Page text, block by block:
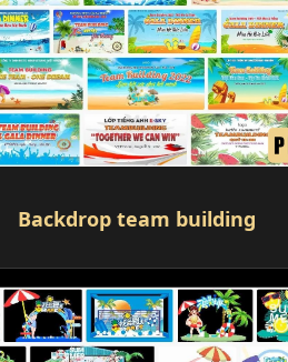
Backdrop team building